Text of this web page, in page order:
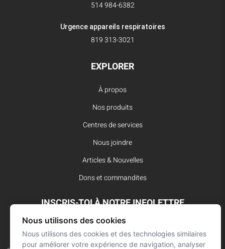
514 984-6382
Urgence appareils respiratoires
819 313-3021
EXPLORER
À propos
Nos produits
Centres de services
Nous joindre
Articles & Nouvelles
Dons et commandites
INSCRIS-TOI À NOTRE INFOLETTRE
Reste à l’affût des dernières innovations pour vos interventions
d’urgence et ne manque aucune nouvelle de L’Arsenal.
Nous utilisons des cookies
Nous utilisons des cookies et des technologies similaires
pour améliorer votre expérience de navigation, analyser